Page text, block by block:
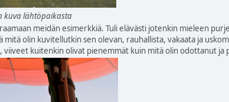
kuva lähtöpaikasta
meidän esimerkkiä. Tuli elävästi jotenkin mieleen
olin kuvitellutkin sen olevan, rauhallista, vakaata ja
kuitenkin olivat pienemmät kuin mitä olin odottanut ja